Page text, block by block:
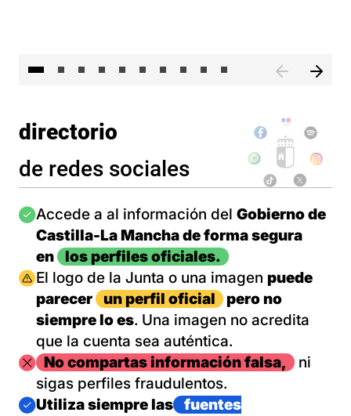
directorio
de redes sociales
Imagen
Accede a al información del Gobierno de
Castilla-La Mancha de forma segura
en
los perfiles oficiales.
Imagen
El logo de la Junta o una imagen puede
parecer
un perfil oficial
pero no
siempre lo es. Una imagen no acredita
que la cuenta sea auténtica.
ImagenNo compartas información falsa,
ni
sigas perfiles fraudulentos.
Imagen
Utiliza siempre las
fuentes